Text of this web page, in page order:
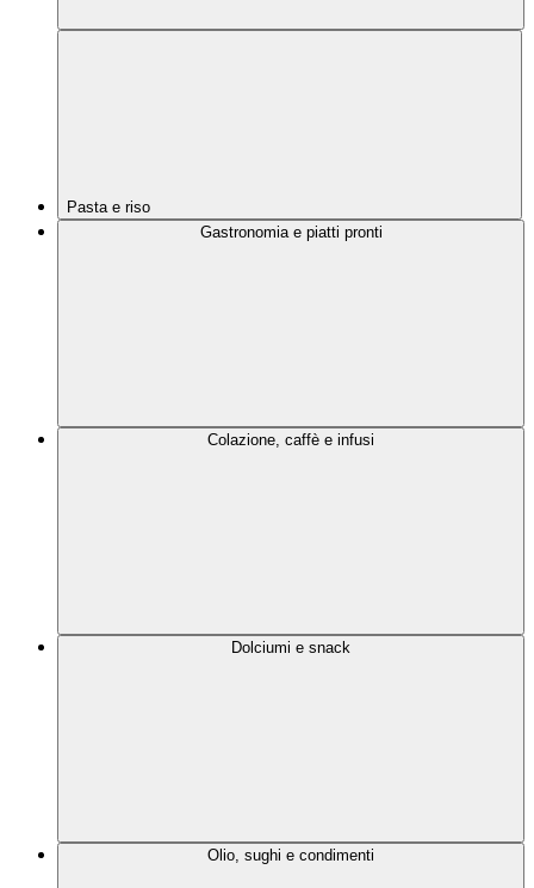
Pasta e riso
Gastronomia e piatti pronti
Colazione, caffè e infusi
Dolciumi e snack
Olio, sughi e condimenti